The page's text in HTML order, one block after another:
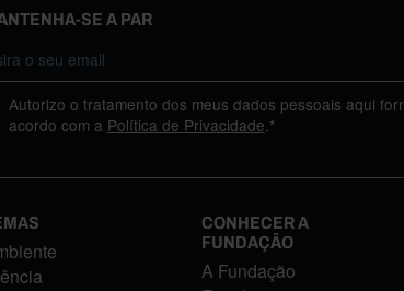
SE A PAR
Autorizo o tratamento dos meus dados pessoais aqui
acordo com a Política de Privacidade.*
CONHECER A
FUNDAÇÃO
A Fundação